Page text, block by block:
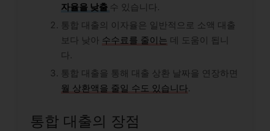
자율을 낮출 수 있습니다.
통합 대출의 이자율은 일반적으로 소액 대출
보다 낮아 수수료를 줄이는 데 도움이 됩니
다.
통합 대출을 통해 대출 상환 날짜을 연장하면
월 상환액을 줄일 수도 있습니다
통합 대출의 장점